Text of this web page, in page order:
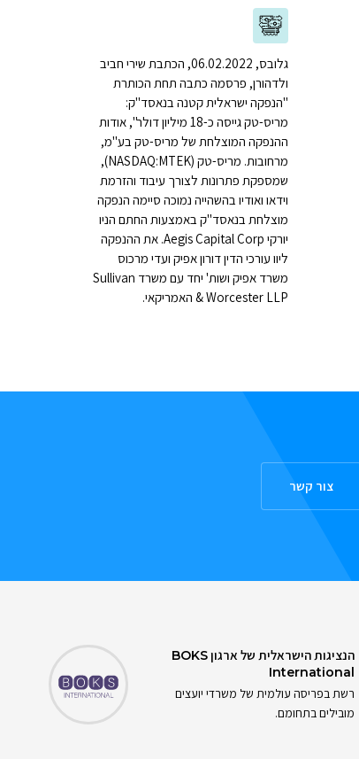
גלובס, 06.02.2022, הכתבת שירי חביב
ולדהורן, פרסמה כתבה תחת הכותרת
"הנפקה ישראלית קטנה בנאסד"ק:
מריס-טק גייסה כ-18 מיליון דולר", אודות
ההנפקה המוצלחת של מריס-טק בע"מ,
מרחובות. מריס-טק (NASDAQ:MTEK),
שמספקת פתרונות לצורך עיבוד והזרמת
וידאו ואודיו בהשהייה נמוכה סיימה הנפקה
מוצלחת בנאסד"ק באמצעות החתם הניו
יורקי Aegis Capital Corp. את ההנפקה
ליוו עורכי הדין דורון אפיק ועדי מרכוס
משרד אפיק ושות' יחד עם משרד Sullivan
& Worcester LLP האמריקאי.
צור קשר
הנציגות הישראלית של ארגוןBOKS
International
רשת בפריסה עולמית של משרדי יועצים
מובילים בתחומם.